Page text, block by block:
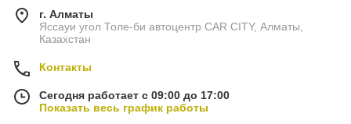
г. Алматы
Яссауи угол Толе-би автоцентр CAR CITY, Алматы,
Казахстан
Контакты
Сегодня работает с 09:00 до 17:00
Показать весь график работы